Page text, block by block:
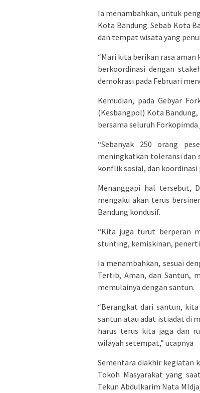
Ia menambahkan, untuk
Kota Bandung. Sebab Kota
dan tempat wisata yang
“Mari kita berikan rasa aman
berkoordinasi dengan
demokrasi pada Februari
Kemudian, pada Gebyar
(Kesbangpol) Kota
bersama seluruh
“Sebanyak 250 orang
meningkatkan toleransi dan
konflik sosial, dan
Menanggapi hal tersebut,
mengaku akan terus
Bandung kondusif.
“Kita juga turut berperan
stunting, kemiskinan,
Ia menambahkan, sesuai
Tertib, Aman, dan Santun,
memulainya dengan santun.
“Berangkat dari santun,
santun atau adat istiadat di
harus terus kita jaga dan
wilayah setempat,” ucapnya
Sementara diakhir kegiatan
Tokoh Masyarakat yang
Tekun Abdulkarim Nata